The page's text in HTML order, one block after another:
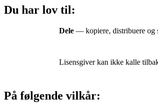
Du har lov til:
Dele — kopiere, distribuere og
Lisensgiver kan ikke kalle
På følgende vilkår: